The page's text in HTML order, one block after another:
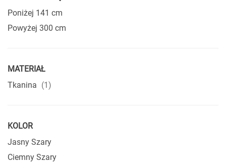
kompromisów estetycznych. Z kolei bogactwo wariantów i
rozmiarów – od kompaktowych sof po przestronne
narożniki – czyni ofertę marki niezwykle elastyczną. Osoby
szukające ekskluzywnego rozwiązania z funkcją snu z
Poniżej 141 cm
Powyżej 300 cm
MATERIAŁ
Tkanina
1produkt
KOLOR
Jasny Szary
Ciemny Szary